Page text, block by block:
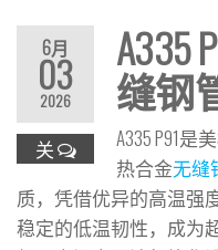
6月
03
2026
关
A335
缝钢
A335 P91是
热合金无缝
质，凭借优异的高温强
稳定的低温韧性，成为